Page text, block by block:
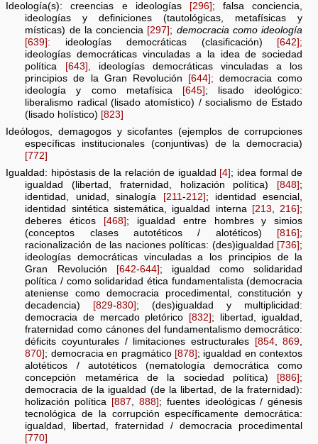
Ideología(s): creencias e ideologías
[296] ; falsa conciencia,
ideologías y definiciones (tautológicas, metafísicas y
místicas) de la conciencia [297] ; democracia como ideología
[639]: ideologías democráticas (clasificación)
[642];
ideologías democráticas vinculadas a la idea de sociedad
política
[643], ideologías democráticas vinculadas a los
principios de la Gran Revolución
[644]; democracia como
ideología y como metafísica
[645] ; lisado ideológico:
liberalismo radical (lisado atomístico) / socialismo de Estado
(lisado holístico) [823]
Ideólogos, demagogos y sicofantes (ejemplos de corrupciones
específicas institucionales (conjuntivas) de la democracia)
[772]
Igualdad: hipóstasis de la relación de igualdad [4] ; idea formal de
igualdad (libertad, fraternidad, holización política)
[848] ;
identidad, unidad, sinalogía
[211 -212] ; identidad esencial,
identidad sintética sistemática, igualdad interna
[213 216] ;
deberes éticos
[468] ; igualdad entre hombres y simios
(conceptos clases autotéticos / alotéticos)
[816] ;
racionalización de las naciones políticas: (des)igualdad [736] ;
ideologías democráticas vinculadas a los principios de la
Gran Revolución
[642-644] ; igualdad como solidaridad
política / como solidaridad ética fundamentalista (democracia
ateniense como democracia procedimental, constitución y
decadencia)
[829-830] ; (des)igualdad y multiplicidad:
democracia de mercado pletórico
[832] ; libertad, igualdad,
fraternidad como cánones del fundamentalismo democrático:
déficits coyunturales / limitaciones estructurales
[854,869
870] ; democracia en pragmático [878] ; igualdad en contextos
alotéticos / autotéticos (nematología democrática como
concepción metamérica de la sociedad política)
[886] ;
democracia de la igualdad (de la libertad, de la fraternidad):
holización política
[887 888] ; fuentes ideológicas / génesis
tecnológica de la corrupción específicamente democrática:
igualdad, libertad, fraternidad / democracia procedimental
[770]